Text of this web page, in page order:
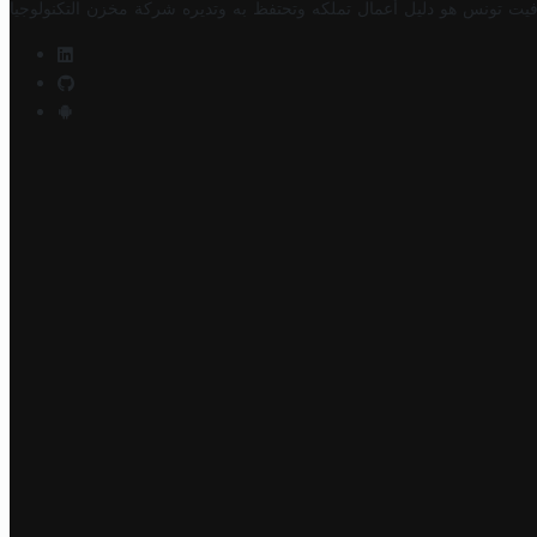
تونس هو دليل أعمال تملكه وتحتفظ به وتديره شركة مخزن التكنولوجيا